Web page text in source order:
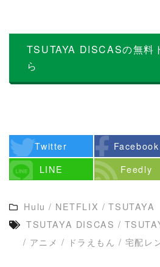
TSUTAYA DISCASの無料
ら
Twitter Facebook
LINE
Feedly
Hulu / NETFLIX / TSUTAYA
TSUTAYA DISCAS /
/ アニメ / ドラえもん / 宅配レ